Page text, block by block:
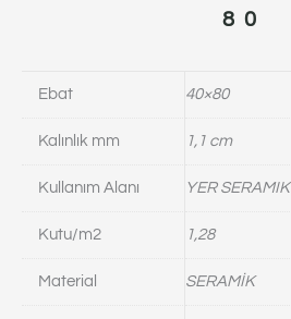
80
Ebat 40×80
Kalınlık mm 1,1 cm
Kullanım Alanı YER SERAMIK
Kutu/m2 1,28
Material SERAMİK